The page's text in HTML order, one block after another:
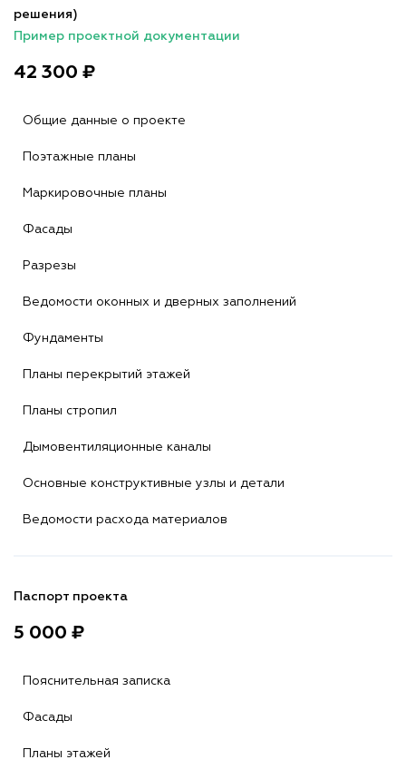
решения)
Пример проектной документации
42 300 ₽
Общие данные о проекте
Поэтажные планы
Маркировочные планы
Фасады
Разрезы
Ведомости оконных и дверных заполнений
Фундаменты
Планы перекрытий этажей
Планы стропил
Дымовентиляционные каналы
Основные конструктивные узлы и детали
Ведомости расхода материалов
Паспорт проекта
5 000 ₽
Пояснительная записка
Фасады
Планы этажей